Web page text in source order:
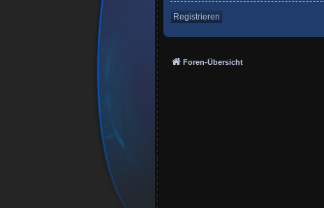
Registrieren
Foren-Übersicht